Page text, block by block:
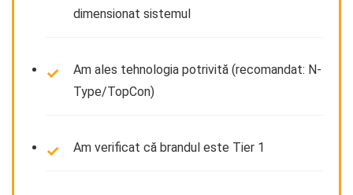
dimensionat sistemul
Am ales tehnologia potrivită (recomandat: N-
Type/TopCon)
Am verificat că brandul este Tier 1